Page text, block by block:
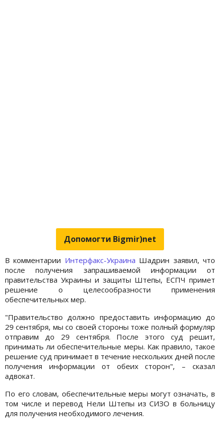
Допомогти Bigmir)net
В комментарии Интерфакс-Украина Шадрин заявил, что
после получения запрашиваемой информации от
правительства Украины и защиты Штепы, ЕСПЧ примет
решение о целесообразности применения
обеспечительных мер.
"Правительство должно предоставить информацию до
29 сентября, мы со своей стороны тоже полный формуляр
отправим до 29 сентября. После этого суд решит,
принимать ли обеспечительные меры. Как правило, такое
решение суд принимает в течение нескольких дней после
получения информации от обеих сторон", – сказал
адвокат.
По его словам, обеспечительные меры могут означать, в
том числе и перевод Нели Штепы из СИЗО в больницу
для получения необходимого лечения.